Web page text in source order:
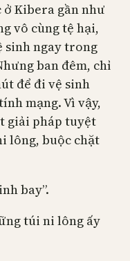
Kibera gần như
vô cùng tệ hại,
sinh ngay trong
ban đêm, chỉ
để đi vệ sinh
mạng. Vì vậy,
giải pháp tuyệt
lông, buộc chặt
bay”.
túi ni lông ấy